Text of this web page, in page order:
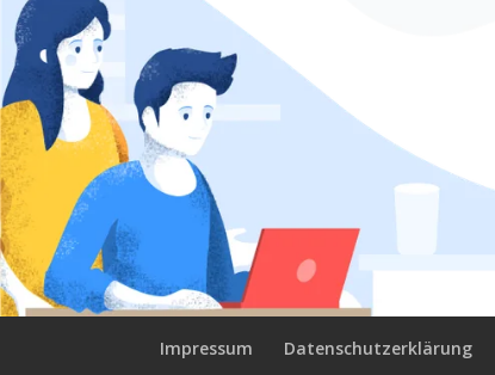
Impressum Datenschutzerklärung